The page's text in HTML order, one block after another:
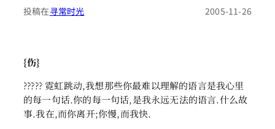
投稿在寻常时光 2005-11-26
{伤}
????? 霓虹跳动,我想那些你最难以理解的语言是我心里
的每一句话.你的每一句话,是我永远无法的语言.什么故
事.我在,而你离开;你慢,而我快.